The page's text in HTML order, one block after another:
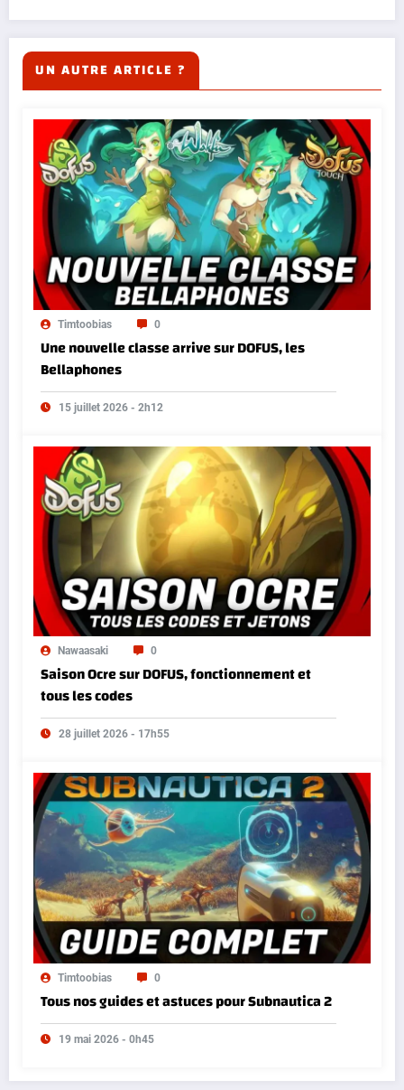
UN AUTRE ARTICLE ?
Timtoobias 0
Une nouvelle classe arrive sur DOFUS, les
Bellaphones
15 juillet 2026 - 2h12
Nawaasaki 0
Saison Ocre sur DOFUS, fonctionnement et
tous les codes
28 juillet 2026 - 17h55
Timtoobias 0
Tous nos guides et astuces pour Subnautica 2
19 mai 2026 - 0h45